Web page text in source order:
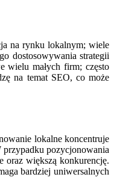
na rynku lokalnym; wiele
dostosowywania strategii
wielu małych firm; często
na temat SEO, co może
lokalne koncentruje
pozycjonowania
oraz większą konkurencję.
bardziej uniwersalnych